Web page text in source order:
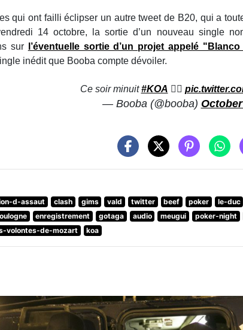
qui ont failli éclipser un autre tweet de B20, qui a
14 octobre, la sortie d’un nouveau single
sur
l’éventuelle sortie d’un projet appelé
inédit que Booba compte dévoiler.
Ce soir minuit#KOA 🏴‍☠️
— Booba (@booba)
d-assaut clash gims vald twitter beef poker le-duc
enregistrement gotaga audio meugui poker-night
volontes-de-mozart
koa